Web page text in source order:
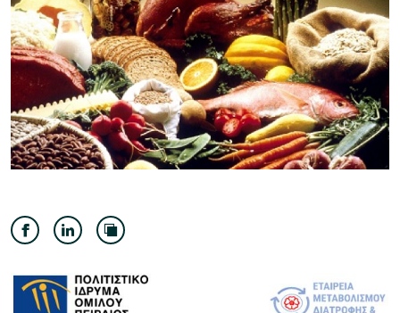
Μουσείο Ελιάς και Ελληνικού Λαδιού
Λέσβου